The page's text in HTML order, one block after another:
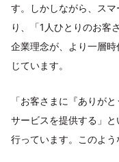
す。しかしながら、ス
り、「1人ひとりのお客
企業理念が、より一層
じています。
「お客さまに『ありが
サービスを提供する」
行っています。このよう